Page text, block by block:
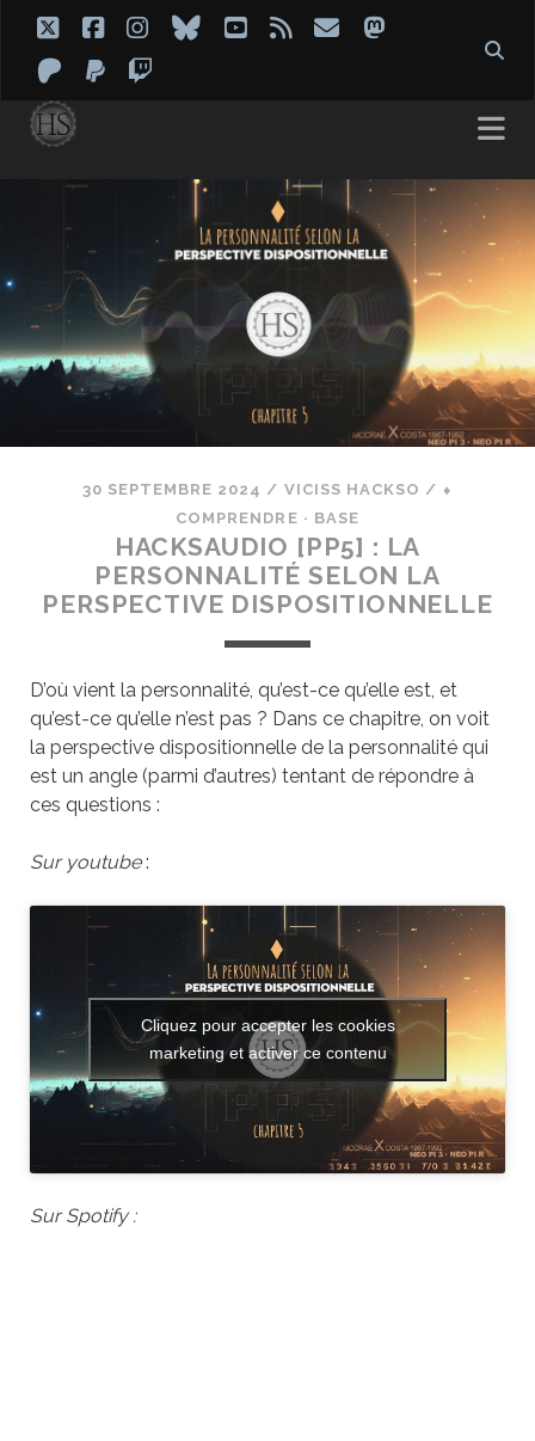
twitterfacebook
instagram
blueskyyoutube
rss emailmastodon
patreon
paypal
30 SEPTEMBRE 2024 / VICISS HACKSO / ⬧
COMPRENDRE · BASE
HACKSAUDIO [PP5] : LA
PERSONNALITÉ SELON LA
PERSPECTIVE DISPOSITIONNELLE
D’où vient la personnalité, qu’est-ce qu’elle est, et
qu’est-ce qu’elle n’est pas ? Dans ce chapitre, on voit
la perspective dispositionnelle de la personnalité qui
est un angle (parmi d’autres) tentant de répondre à
ces questions :
Sur youtube:
Cliquez pour accepter les cookies
marketing et activer ce contenu
Sur Spotify :